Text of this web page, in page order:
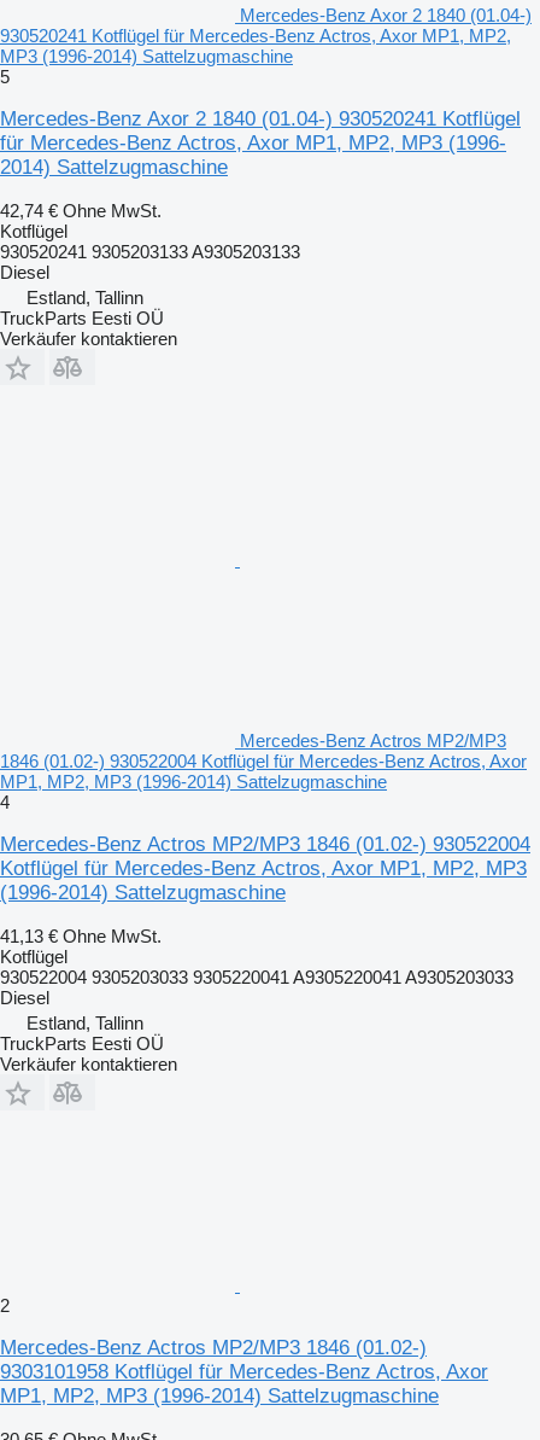
Mercedes-Benz Axor 2 1840 (01.04-)
930520241 Kotflügel für Mercedes-Benz Actros, Axor MP1, MP2,
MP3 (1996-2014) Sattelzugmaschine
5
Mercedes-Benz Axor 2 1840 (01.04-) 930520241 Kotflügel
für Mercedes-Benz Actros, Axor MP1, MP2, MP3 (1996-
2014) Sattelzugmaschine
42,74 € Ohne MwSt.
Kotflügel
930520241 9305203133 A9305203133
Diesel
Estland, Tallinn
TruckParts Eesti OÜ
Verkäufer kontaktieren
Mercedes-Benz Actros MP2/MP3
1846 (01.02-) 930522004 Kotflügel für Mercedes-Benz Actros, Axor
MP1, MP2, MP3 (1996-2014) Sattelzugmaschine
4
Mercedes-Benz Actros MP2/MP3 1846 (01.02-) 930522004
Kotflügel für Mercedes-Benz Actros, Axor MP1, MP2, MP3
(1996-2014) Sattelzugmaschine
41,13 € Ohne MwSt.
Kotflügel
930522004 9305203033 9305220041 A9305220041 A9305203033
Diesel
Estland, Tallinn
TruckParts Eesti OÜ
Verkäufer kontaktieren
2
Mercedes-Benz Actros MP2/MP3 1846 (01.02-)
9303101958 Kotflügel für Mercedes-Benz Actros, Axor
MP1, MP2, MP3 (1996-2014) Sattelzugmaschine